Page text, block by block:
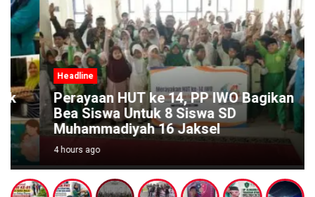
Headline
Perayaan HUT ke 14, PP IWO Bagikan
Bea Siswa Untuk 8 Siswa SD
Muhammadiyah 16 Jaksel
4 hours ago